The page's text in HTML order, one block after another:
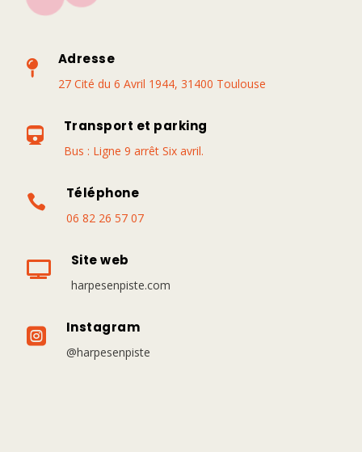
 Adresse
27 Cité du 6 Avril 1944, 31400 Toulouse
 Transport et parking
Bus : Ligne 9 arrêt Six avril.
 Téléphone
06 82 26 57 07
 Site web
harpesenpiste.com
 Instagram
@harpesenpiste